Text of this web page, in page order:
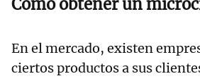
Cómo obtener un
En el mercado, existen
ciertos productos a sus